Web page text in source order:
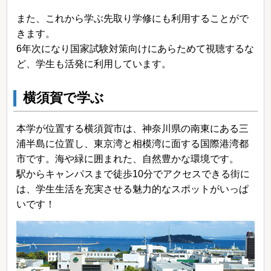
また、これから学ぶ先取り学修にも利用することがで
きます。
6年次になり国家試験対策向けにあらためて視聴するな
ど、学生も活発に利用しています。
横須賀で学ぶ
本学が位置する横須賀市は、神奈川県の南東にある三
浦半島に位置し、東京湾と相模湾に面する国際港湾都
市です。海や緑に囲まれた、自然豊かな環境です。
駅からキャンパスまで徒歩10分でアクセスできる街に
は、学生生活を充実させる魅力的なスポットがいっぱ
いです！